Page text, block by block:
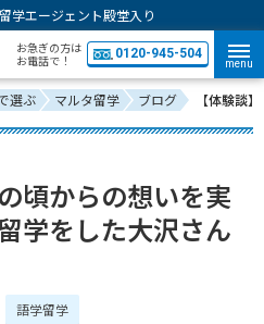
学エージェント殿堂入り
お急ぎの方は
お電話で！
0120-945-504
menu
選ぶ マルタ留学 ブログ 【体験談
頃からの想いを実
学をした大沢さん
語学留学